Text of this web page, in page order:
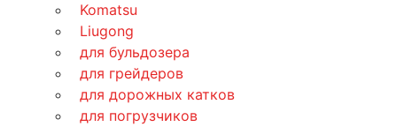
Komatsu
Liugong
для бульдозера
для грейдеров
для дорожных катков
для погрузчиков